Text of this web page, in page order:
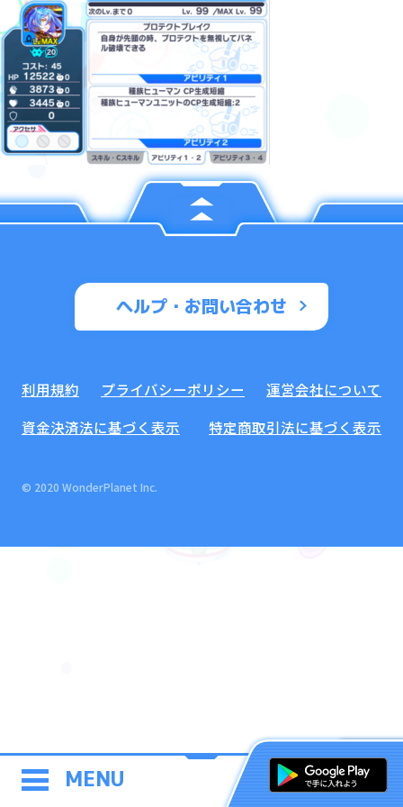
MENU
ヘルプ・お問い合わせ
利用規約 プライバシーポリシー
運営会社について
資金決済法に基づく表示
特定商取引法に基づく表示
© 2020 WonderPlanet Inc.